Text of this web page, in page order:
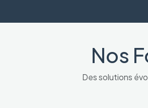
Nos
Des solutions